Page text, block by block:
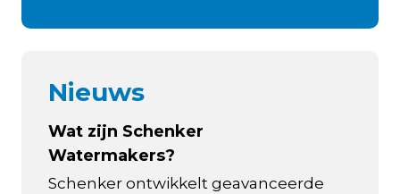
Nieuws
Wat zijn Schenker
Watermakers?
Schenker ontwikkelt geavanceerde